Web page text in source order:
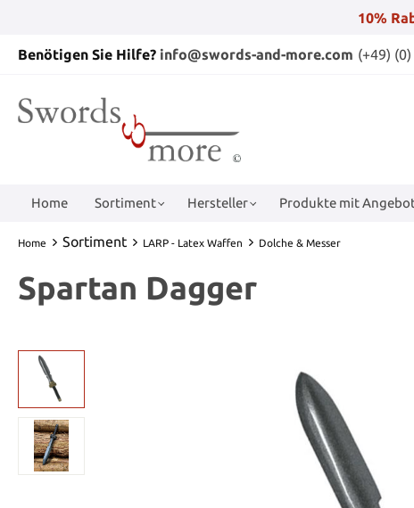
10%
Benötigen Sie Hilfe? info@swords-and-more.com (+49)
Home Sortiment Hersteller Produkte mit
Home Sortiment LARP - Latex Waffen Dolche & Messer
Spartan Dagger